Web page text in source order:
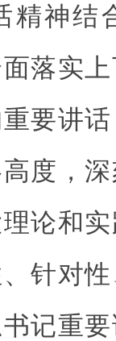
精神结
落实
要讲
度，
论和
针对
记重